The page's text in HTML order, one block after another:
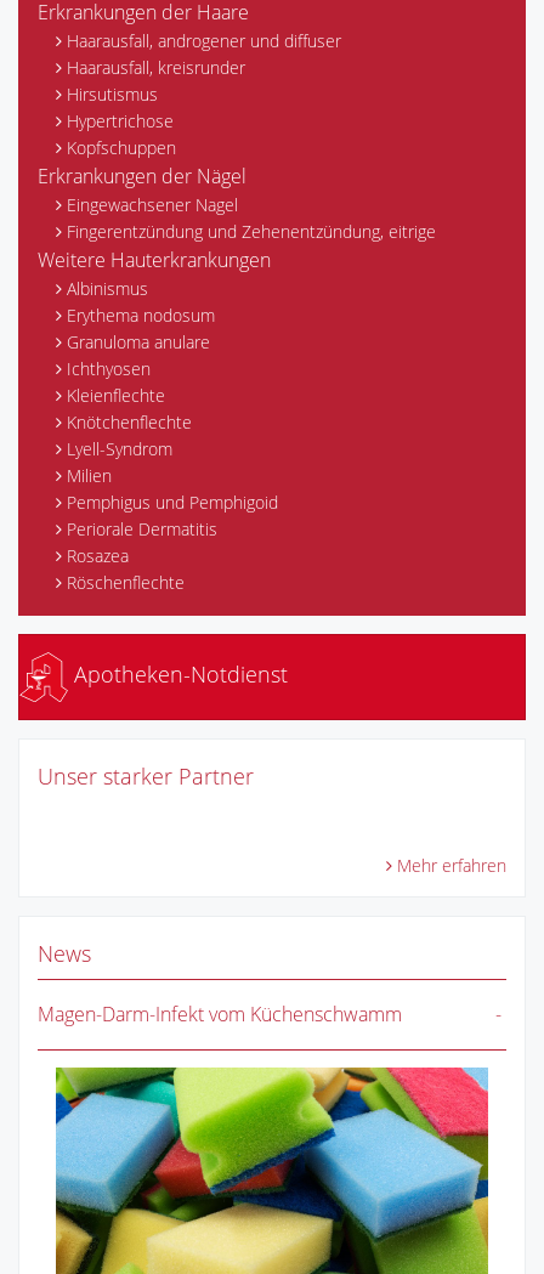
Erkrankungen der Haare
Haarausfall, androgener und diffuser
Haarausfall, kreisrunder
Hirsutismus
Hypertrichose
Kopfschuppen
Erkrankungen der Nägel
Eingewachsener Nagel
Fingerentzündung und Zehenentzündung, eitrige
Weitere Hauterkrankungen
Albinismus
Erythema nodosum
Granuloma anulare
Ichthyosen
Kleienflechte
Knötchenflechte
Lyell-Syndrom
Milien
Pemphigus und Pemphigoid
Periorale Dermatitis
Rosazea
Röschenflechte
Apotheken-Notdienst
Unser starker Partner
Mehr erfahren
News
Magen-Darm-Infekt vom Küchenschwamm